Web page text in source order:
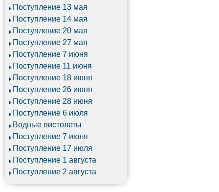
Поступление 13 мая
Поступление 14 мая
Поступление 20 мая
Поступление 27 мая
Поступление 7 июня
Поступление 11 июня
Поступление 18 июня
Поступление 26 июня
Поступление 28 июня
Поступление 6 июля
Водные пистолеты
Поступление 7 июля
Поступление 17 июля
Поступление 1 августа
Поступление 2 августа